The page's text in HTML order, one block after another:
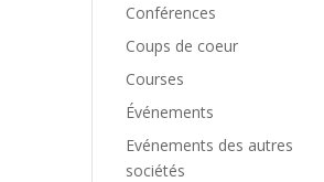
Conférences
Coups de coeur
Courses
Événements
Evénements des autres
sociétés